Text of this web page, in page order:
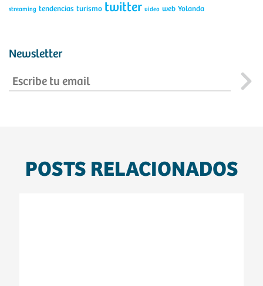
streaming tendencias turismo twitter video web Yolanda
Newsletter
POSTS RELACIONADOS